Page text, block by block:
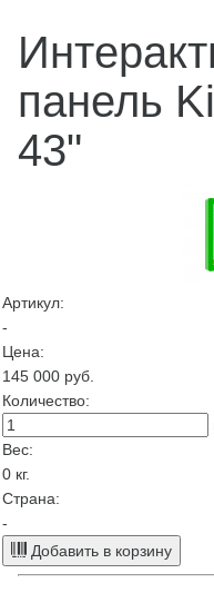
панель
43"
Артикул:
-
Цена:
145 000 руб.
Количество:
Вес:
0 кг.
Страна:
-
Добавить в корзину